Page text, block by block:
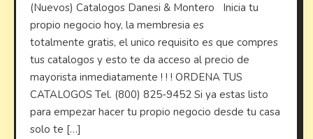
(Nuevos) Catalogos Danesi & Montero Inicia tu
propio negocio hoy, la membresia es
totalmente gratis, el unico requisito es que compres
tus catalogos y esto te da acceso al precio de
mayorista inmediatamente ! ! ! ORDENA TUS
CATALOGOS Tel. (800) 825-9452 Si ya estas listo
para empezar hacer tu propio negocio desde tu casa
solo te […]